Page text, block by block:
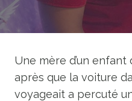
Une mère d’un enfant
après que la voiture
voyageait a percuté